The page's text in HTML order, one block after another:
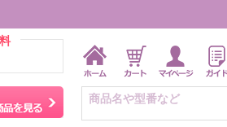
から探す キャラ別おすすめ商品を見る